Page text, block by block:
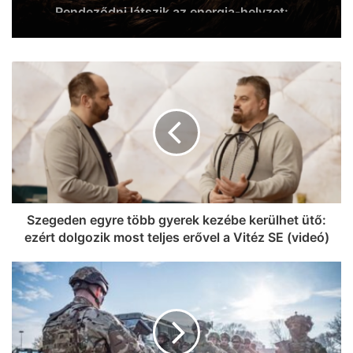
Rendeződni látszik az energia-helyzet:
újra termelni kezd a Paksi Atomerőmű
hármas turbinája
és az új államfő is napirenden
Szegeden egyre több gyerek kezébe kerülhet ütő:
ezért dolgozik most teljes erővel a Vitéz SE (videó)